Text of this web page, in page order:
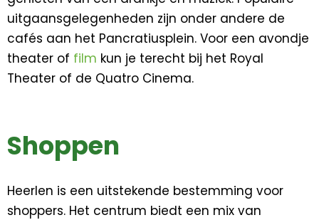
uitgaansgelegenheden zijn onder andere de
cafés aan het Pancratiusplein. Voor een avondje
theater of film kun je terecht bij het Royal
Theater of de Quatro Cinema.
Shoppen
Heerlen is een uitstekende bestemming voor
shoppers. Het centrum biedt een mix van